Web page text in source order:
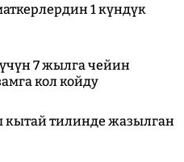
1 күндүк
7 жылга чейин
кол койду
кытай тилинде жазылган